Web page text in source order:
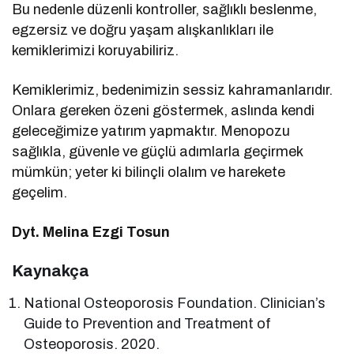
Bu nedenle düzenli kontroller, sağlıklı beslenme,
egzersiz ve doğru yaşam alışkanlıkları ile
kemiklerimizi koruyabiliriz.
Kemiklerimiz, bedenimizin sessiz kahramanlarıdır.
Onlara gereken özeni göstermek, aslında kendi
geleceğimize yatırım yapmaktır. Menopozu
sağlıkla, güvenle ve güçlü adımlarla geçirmek
mümkün; yeter ki bilinçli olalım ve harekete
geçelim.
Dyt. Melina Ezgi Tosun
Kaynakça
National Osteoporosis Foundation. Clinician’s
Guide to Prevention and Treatment of
Osteoporosis. 2020.